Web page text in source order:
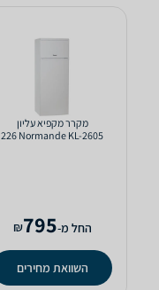
מקרר ‏מקפיא עליון
Normande KL-2605 ‏226
החל מ-795
₪
השוואת מחירים